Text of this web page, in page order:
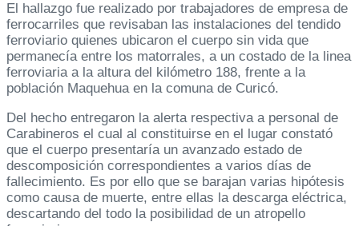
El hallazgo fue realizado por trabajadores de empresa de
ferrocarriles que revisaban las instalaciones del tendido
ferroviario quienes ubicaron el cuerpo sin vida que
permanecía entre los matorrales, a un costado de la linea
ferroviaria a la altura del kilómetro 188, frente a la
población Maquehua en la comuna de Curicó.
Del hecho entregaron la alerta respectiva a personal de
Carabineros el cual al constituirse en el lugar constató
que el cuerpo presentaría un avanzado estado de
descomposición correspondientes a varios días de
fallecimiento. Es por ello que se barajan varias hipótesis
como causa de muerte, entre ellas la descarga eléctrica,
descartando del todo la posibilidad de un atropello